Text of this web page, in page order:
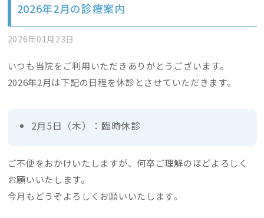
2026年2月の診療案内
2026年01月23日
いつも当院をご利用いただきありがとうございます。
2026年2月は下記の日程を休診とさせていただきます。
2月5日（木）：臨時休診
ご不便をおかけいたしますが、何卒ご理解のほどよろしく
お願いいたします。
今月もどうぞよろしくお願いいたします。